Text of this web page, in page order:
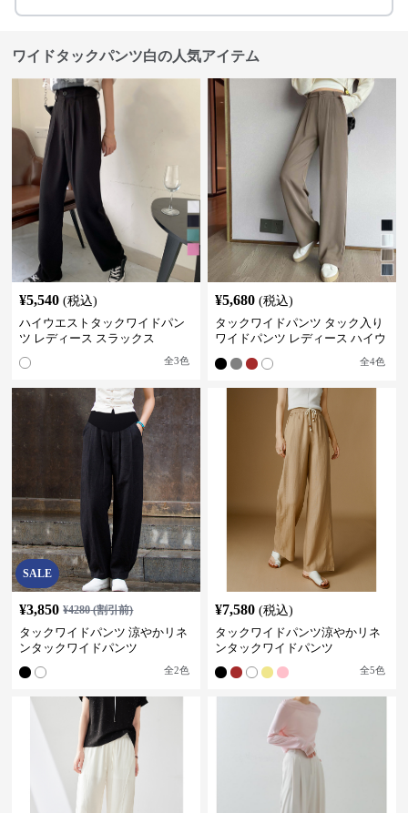
ワイドタックパンツ白の人気アイテム
¥5,540 (税込)
ハイウエストタックワイドパン
ツ レディース スラックス
全3色
¥5,680 (税込)
タックワイドパンツ タック入り
ワイドパンツ レディース ハイウ
全4色
SALE
¥3,850 ¥4280(割引前)
タックワイドパンツ 涼やかリネ
ンタックワイドパンツ
全2色
¥7,580 (税込)
タックワイドパンツ涼やかリネ
ンタックワイドパンツ
全5色